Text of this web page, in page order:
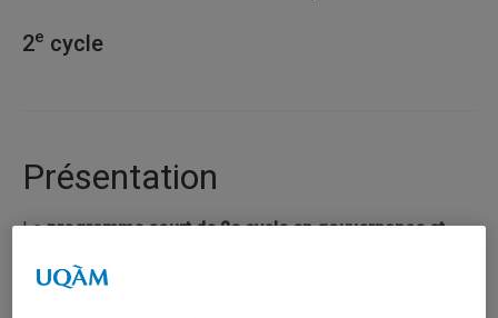
2e cycle
Présentation
Leprogramme court de 2e cycle en gouvernance et
haut niveau aux personnes qui occuperont ou qui occupent